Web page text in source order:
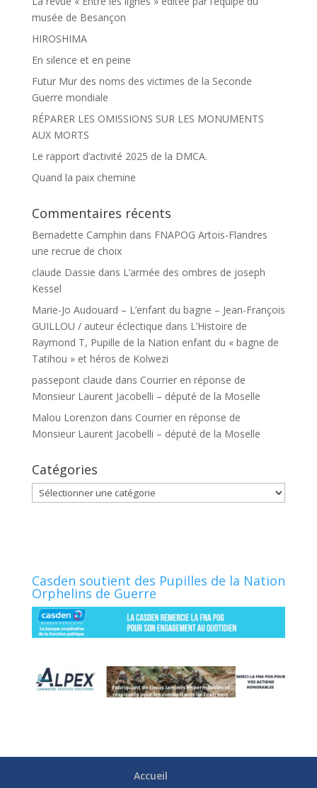
musée de Besançon
HIROSHIMA
En silence et en peine
Futur Mur des noms des victimes de la Seconde
Guerre mondiale
RÉPARER LES OMISSIONS SUR LES MONUMENTS
AUX MORTS
Le rapport d’activité 2025 de la DMCA.
Quand la paix chemine
Commentaires récents
Bernadette Camphin dans FNAPOG Artois-Flandres
une recrue de choix
claude Dassie dans L’armée des ombres de joseph
Kessel
Marie-Jo Audouard – L’enfant du bagne – Jean-François
GUILLOU / auteur éclectique dans L’Histoire de
Raymond T, Pupille de la Nation enfant du « bagne de
Tatihou » et héros de Kolwezi
passepont claude dans Courrier en réponse de
Monsieur Laurent Jacobelli – député de la Moselle
Malou Lorenzon dans Courrier en réponse de
Monsieur Laurent Jacobelli – député de la Moselle
Catégories
Catégories
Casden soutient des Pupilles de la Nation
Orphelins de Guerre
Accueil